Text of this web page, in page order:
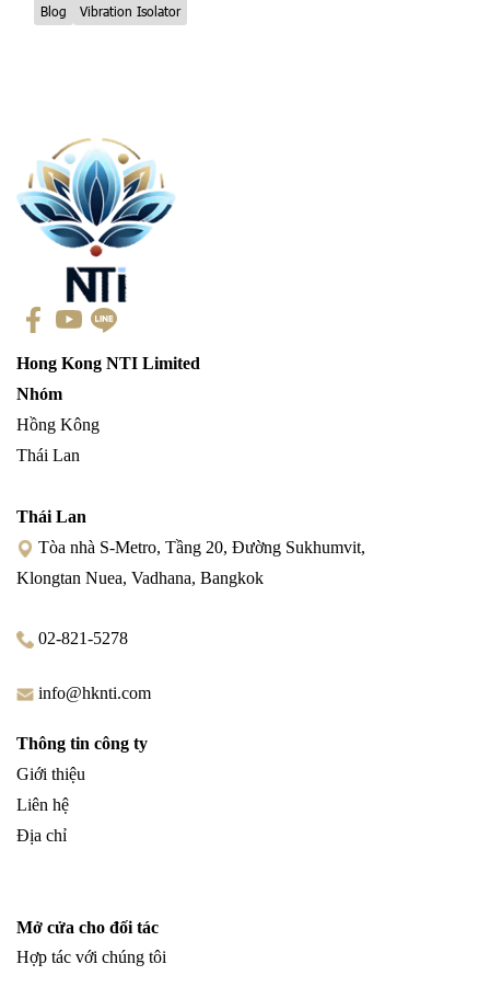
Blog Vibration Isolator
Hong Kong NTI Limited
Nhóm
Hồng Kông
Thái Lan
Thái Lan
Tòa nhà S-Metro, Tầng 20, Đường Sukhumvit,
Klongtan Nuea, Vadhana, Bangkok
02-821-5278
info@hknti.com
Thông tin công ty
Giới thiệu
Liên hệ
Địa chỉ
Mở cửa cho đối tác
Hợp tác với chúng tôi